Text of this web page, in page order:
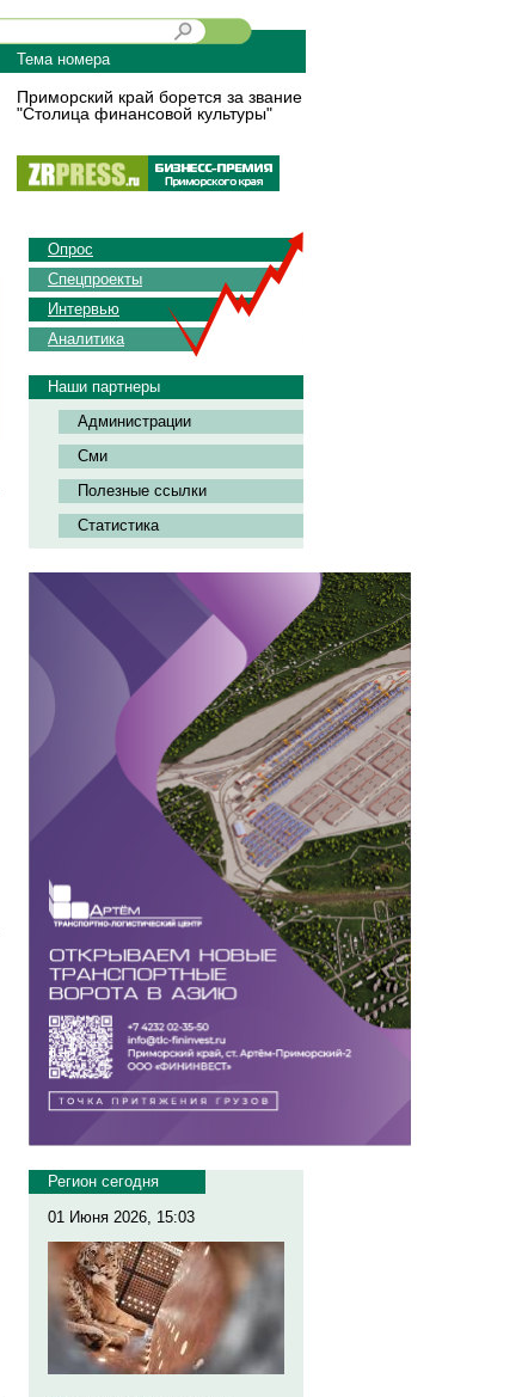
Тема номера
Приморский край борется за звание
"Столица финансовой культуры"
Опрос
Спецпроекты
Интервью
Аналитика
Наши партнеры
Администрации
Сми
Полезные ссылки
Статистика
Регион сегодня
01 Июня 2026, 15:03